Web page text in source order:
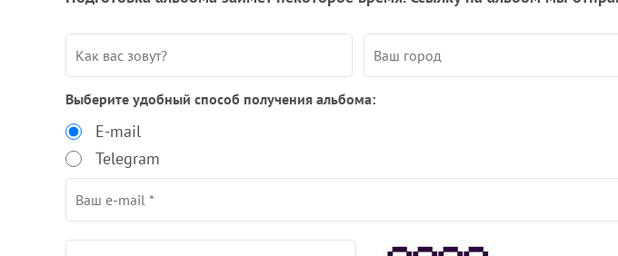
Выберите удобный способ получения альбома:
E-mail
Telegram